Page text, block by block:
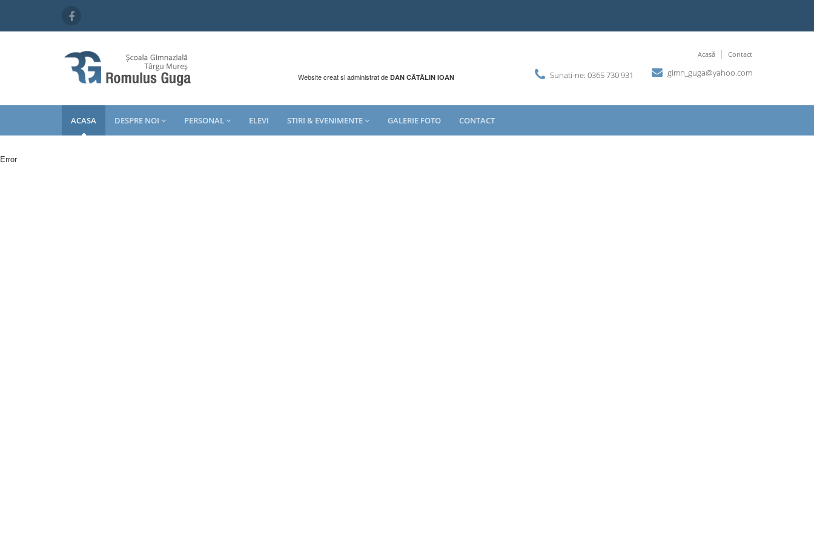
Acasă Contact
Sunati-ne: 0365 730 931 gimn_guga@yahoo.com
Website creat si administrat de DAN CĂTĂLIN IOAN
ACASA DESPRE NOI PERSONAL ELEVI STIRI & EVENIMENTE GALERIE FOTO CONTACT
Error